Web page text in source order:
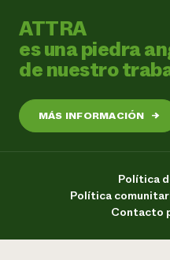
ATTRA
es una piedra
de nuestro
MÁS INFORMACIÓN →
Política
Política
Contacto